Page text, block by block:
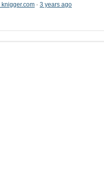
· 3 years ago